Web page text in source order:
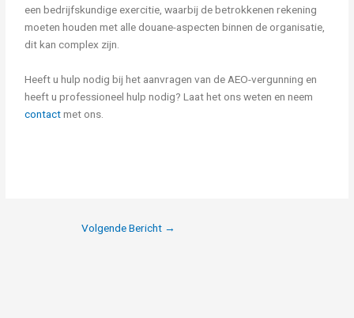
een bedrijfskundige exercitie, waarbij de betrokkenen rekening
moeten houden met alle douane-aspecten binnen de organisatie,
dit kan complex zijn.
Heeft u hulp nodig bij het aanvragen van de AEO-vergunning en
heeft u professioneel hulp nodig? Laat het ons weten en neem
contactmet ons.
Volgende Bericht →